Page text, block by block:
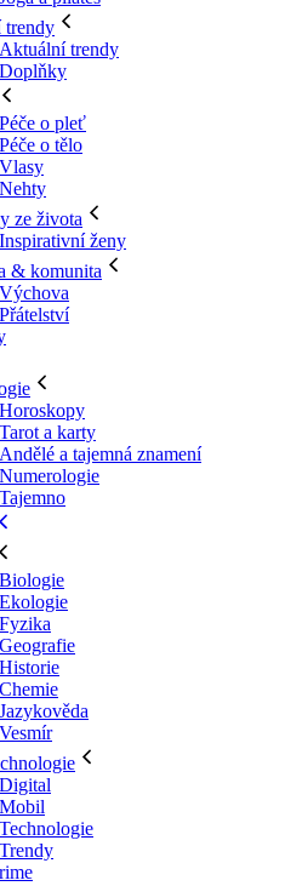
trendy
Aktuální trendy
Doplňky
Péče o pleť
Péče o tělo
Vlasy
Nehty
ze života
Inspirativní ženy
& komunita
Výchova
Přátelství
Horoskopy
Tarot a karty
Andělé a tajemná znamení
Numerologie
Tajemno
Biologie
Ekologie
Fyzika
Geografie
Historie
Chemie
Jazykověda
Vesmír
Digital
Mobil
Technologie
Trendy